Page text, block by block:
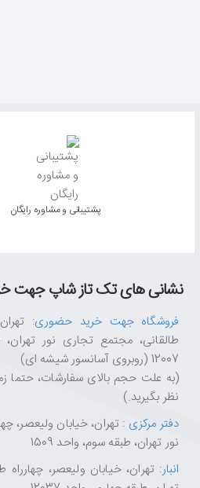
پشتیبانی و مشاوره رایگان
نشانی های تک تاز شاپ جهت
فروشگاه جهت خرید حضوری:
طالقانی، مجتمع تجاری نور
12007 (روبروی آسانسور شیشه ای)
نظر بگیرید.)
دفتر مرکزی : تهران، خیابان ولیعصر،
نور تهران، طبقه سوم، واحد 1509
انبار: تهران، خیابان ولیعصر،